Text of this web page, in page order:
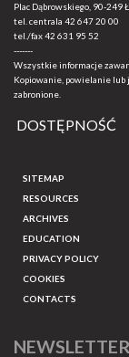
Plac Dąbrowskiego, 90-249
tel. centrala 42 647 20 00
tel./fax42 631 95 52
-------
Wszystkie informacje
Kopiowanie, powielanie
zabronione.
DOSTĘPNOŚĆ
SITEMAP
RESOURCES
ARCHIVES
EDUCATION
PRIVACY POLICY
COOKIES
CONTACTS
NEWSLETTER